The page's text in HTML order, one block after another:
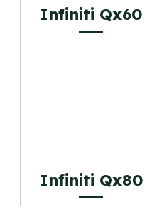
Infiniti Qx60
Infiniti Qx80